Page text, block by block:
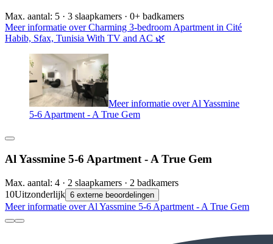
Max. aantal: 5 · 3 slaapkamers · 0+ badkamers
Meer informatie over Charming 3-bedroom Apartment in Cité
Habib, Sfax, Tunisia With TV and AC 🌿
Meer informatie over Al Yassmine
5-6 Apartment - A True Gem
Al Yassmine 5-6 Apartment - A True Gem
Max. aantal: 4 · 2 slaapkamers · 2 badkamers
10Uitzonderlijk 6 externe beoordelingen
Meer informatie over Al Yassmine 5-6 Apartment - A True Gem